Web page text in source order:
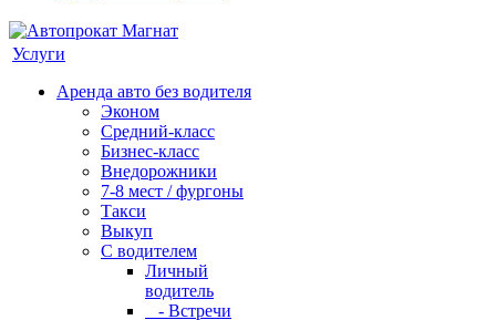
Услуги
Аренда авто без водителя
Эконом
Средний-класс
Бизнес-класс
Внедорожники
7-8 мест / фургоны
Такси
Выкуп
С водителем
Личный
водитель
- Встречи